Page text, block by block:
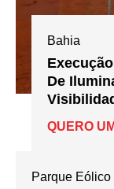
Bahia
De
QUERO
Parque Eólico